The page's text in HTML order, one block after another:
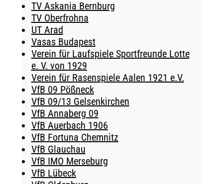
TV Askania Bernburg
TV Oberfrohna
UT Arad
Vasas Budapest
Verein für Laufspiele Sportfreunde Lotte
e. V. von 1929
Verein für Rasenspiele Aalen 1921 e.V.
VfB 09 Pößneck
VfB 09/13 Gelsenkirchen
VfB Annaberg 09
VfB Auerbach 1906
VfB Fortuna Chemnitz
VfB Glauchau
VfB IMO Merseburg
VfB Lübeck